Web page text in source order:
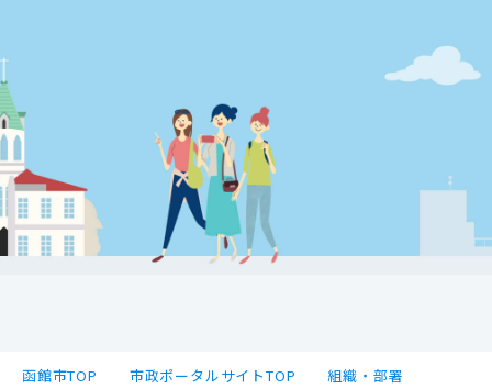
函館市TOP 市政ポータルサイトTOP
組織・部署